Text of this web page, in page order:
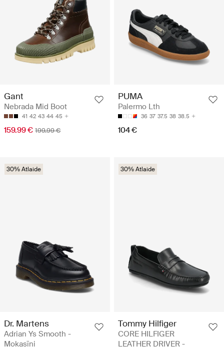
Gant
Nebrada Mid Boot
41 42 43 44 45
159.99 € 199.99 €
PUMA
Palermo Lth
36 37 37.5 38 38.5
104 €
30% Atlaide
Dr. Martens
Adrian Ys Smooth -
Mokasīni
30% Atlaide
Tommy Hilfiger
CORE HILFIGER
LEATHER DRIVER -